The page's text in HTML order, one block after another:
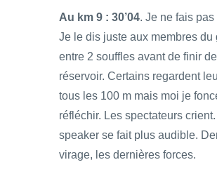
Au km 9 : 30’04. Je ne fais
Je le dis juste aux membres du
entre 2 souffles avant de finir
réservoir. Certains regardent
tous les 100 m mais moi je
réfléchir. Les spectateurs
speaker se fait plus audible.
virage, les dernières forces.